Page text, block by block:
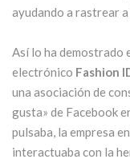
ayudando a rastrear
Así lo ha demostrado
electrónico Fashion
una asociación de
gusta» de Facebook
pulsaba, la empresa
interactuaba con la